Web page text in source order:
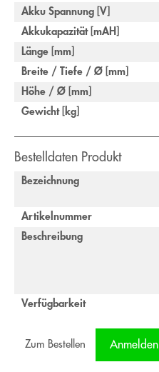
Akku Spannung [V]
Akkukapazität [mAH]
Länge [mm]
Breite / Tiefe / Ø [mm]
Höhe / Ø [mm]
Gewicht [kg]
Bestelldaten Produkt
Bezeichnung
Artikelnummer
Beschreibung
Verfügbarkeit
Zum Bestellen Anmelden